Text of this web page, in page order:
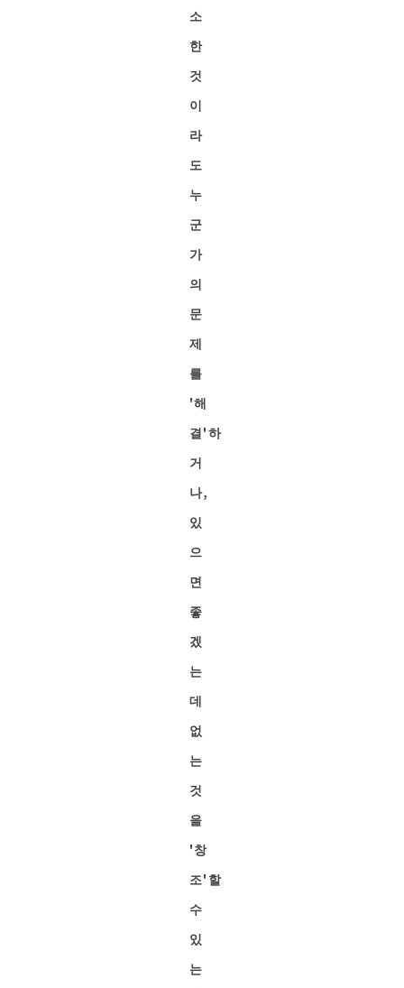
소
한
것
이
라
도
누
군
가
의
문
제
를
'해
결'하
거
나,
있
으
면
좋
겠
는
데
없
는
것
을
'창
조'할
수
있
는